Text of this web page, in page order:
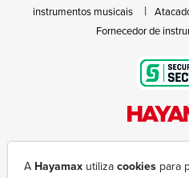
instrumentos musicais
Fornecedor de
(43)
A Hayamax utiliza cookies para